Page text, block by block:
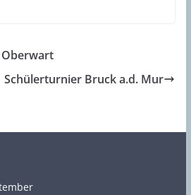
Schülerturnier Bruck a.d. Mur